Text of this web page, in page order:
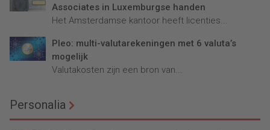
Associates in Luxemburgse handen
Het Amsterdamse kantoor heeft licenties...
Pleo: multi-valutarekeningen met 6 valuta’s
mogelijk
Valutakosten zijn een bron van...
Personalia